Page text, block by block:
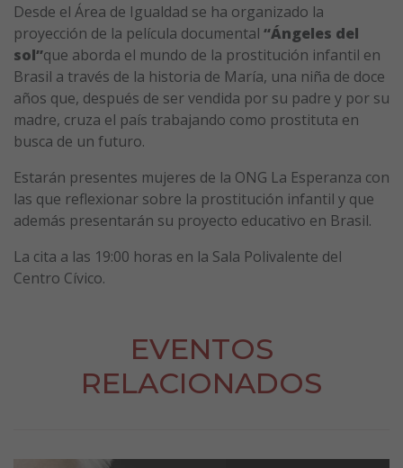
Desde el Área de Igualdad se ha organizado la
proyección de la película documental “Ángeles del
sol”que aborda el mundo de la prostitución infantil en
Brasil a través de la historia de María, una niña de doce
años que, después de ser vendida por su padre y por su
madre, cruza el país trabajando como prostituta en
busca de un futuro.
Estarán presentes mujeres de la ONG La Esperanza con
las que reflexionar sobre la prostitución infantil y que
además presentarán su proyecto educativo en Brasil.
La cita a las 19:00 horas en la Sala Polivalente del
Centro Cívico.
EVENTOS
RELACIONADOS